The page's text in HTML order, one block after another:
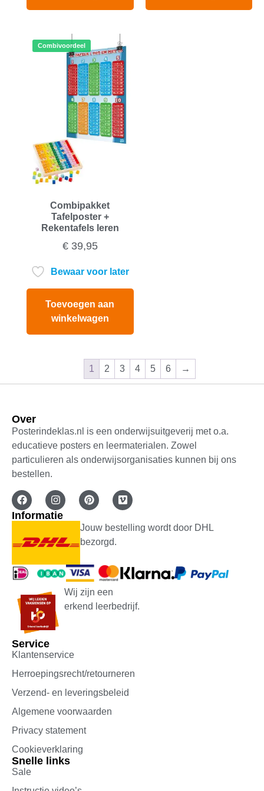
Combivoordeel
Combipakket
Tafelposter +
Rekentafels leren
€39,95
Bewaar voor later
Toevoegen aan
winkelwagen
1 2 3 4 5 6 →
Over
Posterindeklas.nl is een onderwijsuitgeverij met o.a.
educatieve posters en leermaterialen. Zowel
particulieren als onderwijsorganisaties kunnen bij ons
bestellen.
Informatie
Jouw bestelling wordt door DHL
bezorgd.
Wij zijn een
erkend leerbedrijf.
Service
Klantenservice
Herroepingsrecht/retourneren
Verzend- en leveringsbeleid
Algemene voorwaarden
Privacy statement
Cookieverklaring
Snelle links
Sale